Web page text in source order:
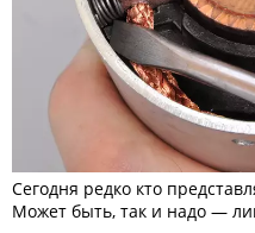
Сегодня редко кто
Может быть, так и надо —